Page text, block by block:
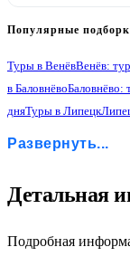
Популярные
Туры в ВенёвВенёв:
в БаловнёвоБаловнёво:
дняТуры в Липецк
Введенка: туры на 3 дня
Развернуть...
Детальная
Подробная